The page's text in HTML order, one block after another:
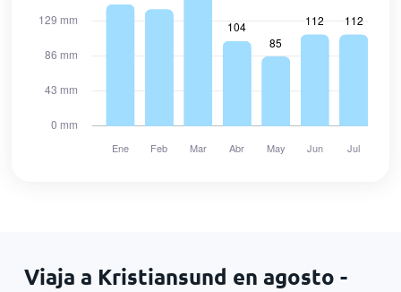
Viaja a Kristiansund en agosto -